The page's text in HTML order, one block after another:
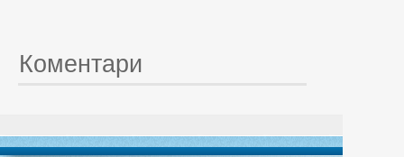
Коментари